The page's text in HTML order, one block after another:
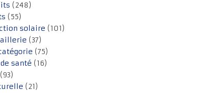
(248)
(55)
solaire (101)
(37)
(75)
santé (16)
(93)
(21)